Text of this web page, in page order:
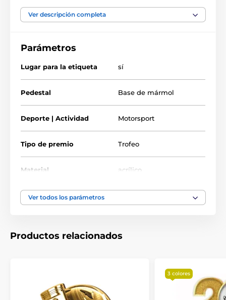
que prefiera: oro, plata o bronce.
Ver descripción completa
Parámetros
Lugar para la etiqueta sí
Pedestal Base de mármol
Deporte | Actividad Motorsport
Tipo de premio Trofeo
Material acrílico
Ver todos los parámetros
Productos relacionados
3 colores